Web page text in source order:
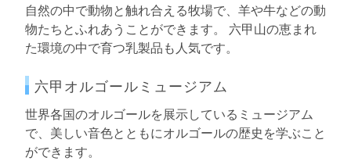
自然の中で動物と触れ合える牧場で、羊や牛などの動
物たちとふれあうことができます。 六甲山の恵まれ
た環境の中で育つ乳製品も人気です。
六甲オルゴールミュージアム
世界各国のオルゴールを展示しているミュージアム
で、美しい音色とともにオルゴールの歴史を学ぶこと
ができます。